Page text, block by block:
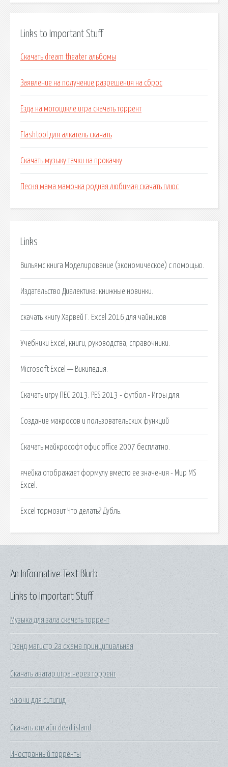
Links to Important Stuff
Скачать dream theater альбомы
Заявление на получение разрешения на сброс
Езда на мотоцикле игра скачать торрент
Flashtool для алкатель скачать
Скачать музыку тачки на прокачку
Песня мама мамочка родная любимая скачать плюс
Links
Вильямс книга Моделирование (экономическое) с помощью.
Издательство Диалектика: книжные новинки.
скачать книгу Харвей Г. Excel 2016 для чайников
Учебники Excel, книги, руководства, справочники.
Microsoft Excel — Википедия.
Cкачать игру ПЕС 2013. PES 2013 - футбол - Игры для.
Создание макросов и пользовательских функций
Скачать майкрософт офис office 2007 бесплатно.
ячейка отображает формулу вместо ее значения - Мир MS
Excel.
Excel тормозит Что делать? Дубль.
Links to Important Stuff
Музыка для зала скачать торрент
Гранд магистр 2а схема принципиальная
Скачать аватар игра через торрент
Ключи для ситигид
Скачать онлайн dead island
Иностранный торренты
An Informative Text Blurb